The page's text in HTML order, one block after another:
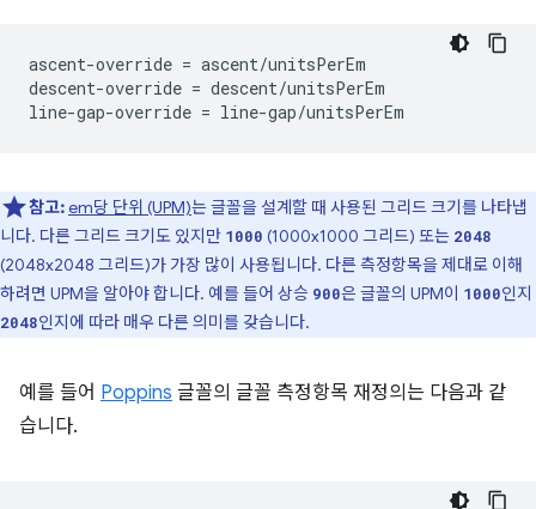
ascent-override = ascent/unitsPerEm
descent-override = descent/unitsPerEm
참고:em당 단위 (UPM)는 글꼴을 설계할 때 사용된 그리드 크기를 나타냅
니다. 다른 그리드 크기도 있지만 1000 (1000x1000 그리드) 또는 2048
(2048x2048 그리드)가 가장 많이 사용됩니다. 다른 측정항목을 제대로 이해
하려면 UPM을 알아야 합니다. 예를 들어 상승 900은 글꼴의 UPM이 1000인지
2048인지에 따라 매우 다른 의미를 갖습니다.
예를 들어 Poppins 글꼴의 글꼴 측정항목 재정의는 다음과 같
습니다.